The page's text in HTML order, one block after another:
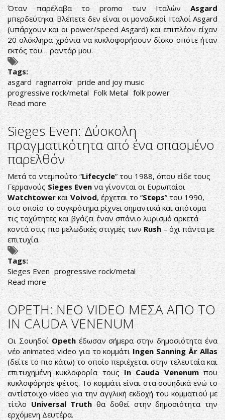
JARZOMBEK,
ΑΦΗΝΕΙ
ΑΙΧΜΕΣ
ΓΙΑ
PORTNOY
Όταν παρέλαβα το promo των Ιταλών Asgard
μπερδεύτηκα. Βλέπετε δεν είναι οι μοναδικοί Ιταλοί Asgard
(υπάρχουν και οι power/speed Asgard) και επιπλέον είχαν
20 ολόκληρα χρόνια να κυκλοφορήσουν δίσκο οπότε ήταν
εκτός του… ραντάρ μου.
Tags:
asgard ragnarrokr pride and joy music
progressive rock/metal Folk Metal folk power
Read more about
PROGRESSIVE/FOLK
ΤΑΞΙΔΙ
Sieges Even: Δύσκολη
πραγματικότητα από ένα σπασμένο
παρελθόν
Mετά το ντεμπούτο “Lifecycle” του 1988, όπου είδε τους
Γερμανούς Sieges Evenνα γίνονται οι Eυρωπαίοι
Watchtower καιVoivod, έρχεται το “Steps” του 1990,
στο οποίο το συγκρότημα ρίχνει σημαντικά και απότομα
τις ταχύτητες και βγάζει έναν σπάνιο λυρισμό αρκετά
κοντά στις πιο μελωδικές στιγμές των Rush– όχι πάντα με
επιτυχία.
Tags:
Sieges Even progressive rock/metal
Read moreabout
Sieges
Even:
Δύσκολη
πραγματικότητα
από
ένα
σπασμένο
παρελθόν
OPETH: ΝΕΟ VIDEO ΜΕΣΑ ΑΠΟ ΤΟ
IN CAUDA VENENUM
Οι Σουηδοί Opethέδωσαν σήμερα στην δημοσιότητα ένα
νέο animated video για το κομμάτιIngen Sanning Är Allas
(δείτε το πιο κάτω) το οποίο περιέχεται στην τελευταία και
επιτυχημένη κυκλοφορία τους In Cauda Venenumπου
κυκλοφόρησε φέτος. Το κομμάτι είναι στα σουηδικά ενώ το
αντίστοιχο video για την αγγλική εκδοχή του κομματιού με
τίτλοUniversal Truthθα δοθεί στην δημοσιότητα την
ερχόμενη Δευτέρα.